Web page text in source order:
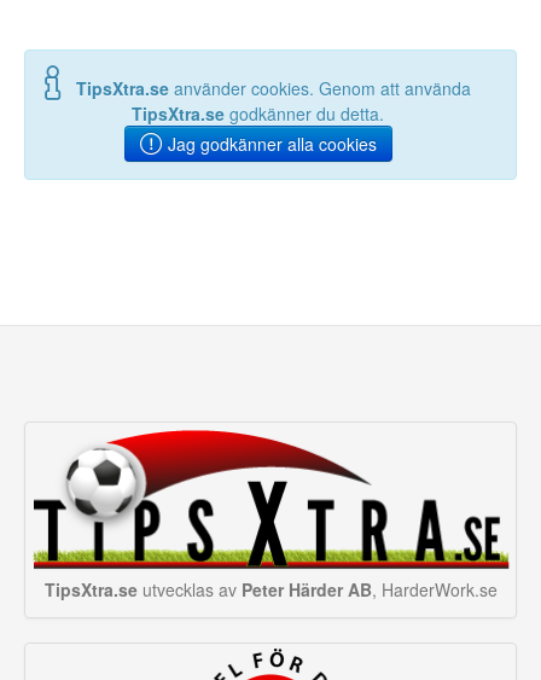
TipsXtra.se använder cookies. Genom att använda
TipsXtra.se godkänner du detta.
Jag godkänner alla cookies
TipsXtra.seutvecklas av Peter Härder AB, HarderWork.se